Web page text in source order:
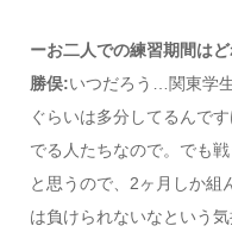
ーお二人での練習期間は
勝俣:いつだろう…関東学
ぐらいは多分してるんで
でる人たちなので。でも
と思うので、2ヶ月しか組
は負けられないなという